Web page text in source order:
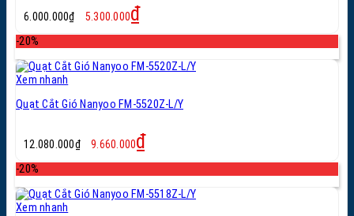
6.000.000₫
Giá
gốc
là:
6.000.000₫.
5.300.000₫
tại
là:
5.300.000₫.
-20%
Xem nhanh
Quạt Cắt Gió Nanyoo FM-5520Z-L/Y
12.080.000₫
Giá
gốc
là:
12.080.000₫.
9.660.000₫
tại
là:
9.660.000₫.
-20%
Xem nhanh